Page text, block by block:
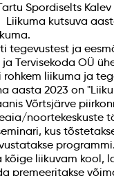
Spordiselts Kalev
kutsuva
tegevustest ja
Tervisekoda OÜ
liikuma ja
aasta 2023 on
Võrtsjärve
noortekeskuste
kus
liikuvam kool,
premeeritakse